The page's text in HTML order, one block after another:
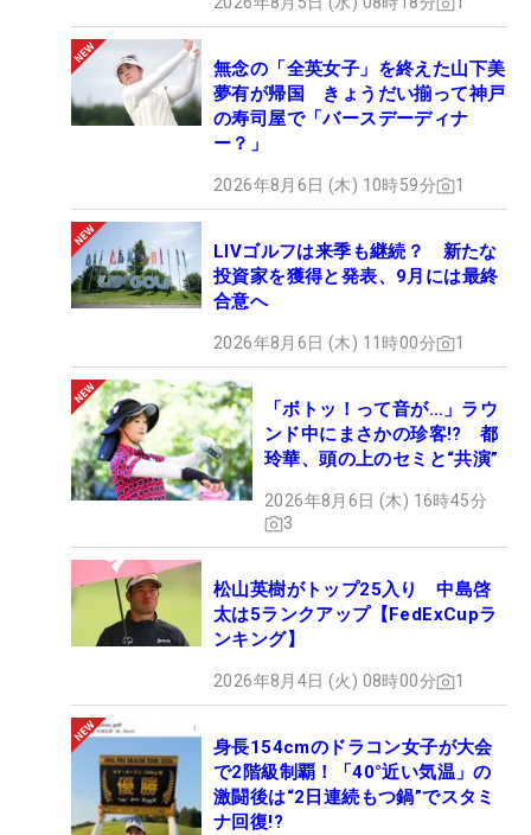
無念の「全英女子」を終えた山下美
夢有が帰国 きょうだい揃って神戸
の寿司屋で「バースデーディナ
ー？」
2026年8月6日 (木) 10時59分 1
LIVゴルフは来季も継続？ 新たな
投資家を獲得と発表、9月には最終
合意へ
2026年8月6日 (木) 11時00分 1
「ボトッ！って音が…」ラウ
ンド中にまさかの珍客!? 都
玲華、頭の上のセミと“共演”
2026年8月6日 (木) 16時45分
3
松山英樹がトップ25入り 中島啓
太は5ランクアップ【FedExCupラ
ンキング】
2026年8月4日 (火) 08時00分 1
身長154cmのドラコン女子が大会
で2階級制覇！「40°近い気温」の
激闘後は“2日連続もつ鍋”でスタミ
ナ回復!?